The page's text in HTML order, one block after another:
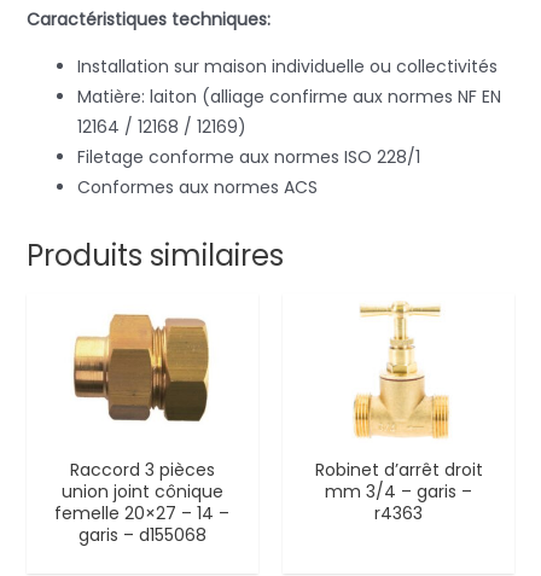
Caractéristiques techniques:
Installation sur maison individuelle ou collectivités
Matière: laiton (alliage confirme aux normes NF EN
12164 / 12168 / 12169)
Filetage conforme aux normes ISO 228/1
Conformes aux normes ACS
Produits similaires
Raccord 3 pièces
union joint cônique
femelle 20×27 – 14 –
garis – d155068
Robinet d’arrêt droit
mm 3/4 – garis –
r4363